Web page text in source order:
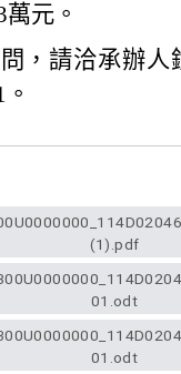
元。
，請洽承辦人
(1).pdf
01.odt
01.odt